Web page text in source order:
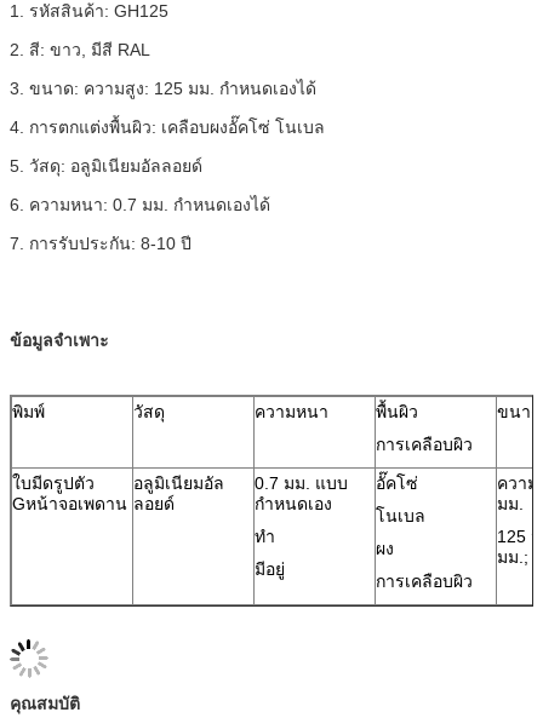
1. รหัสสินค้า: GH125
2. สี: ขาว, มีสี RAL
3. ขนาด: ความสูง: 125 มม. กำหนดเองได้
4. การตกแต่งพื้นผิว: เคลือบผงอั๊คโซ่ โนเบล
5. วัสดุ: อลูมิเนียมอัลลอยด์
6. ความหนา: 0.7 มม. กำหนดเองได้
7. การรับประกัน: 8-10 ปี
ข้อมูลจำเพาะ
พิมพ์ วัสดุ ความหนา
พื้นผิว
การเคลือบผิว
ขนาด
ใบมีดรูปตัว
Gหน้าจอเพดาน
อลูมิเนียมอัล
ลอยด์
0.7 มม. แบบ
กำหนดเอง
ทำ
มีอยู่
อั๊คโซ่
โนเบล
ผง
การเคลือบผิว
ความ
มม.
125
มม.;
คุณสมบัติ